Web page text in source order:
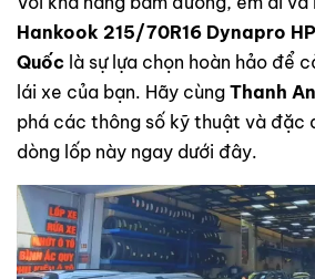
Hankook 215/70R16 Dynapro
Quốc là sự lựa chọn hoàn hảo để
lái xe của bạn. Hãy cùng Thanh
phá các thông số kỹ thuật và đặc
dòng lốp này ngay dưới đây.